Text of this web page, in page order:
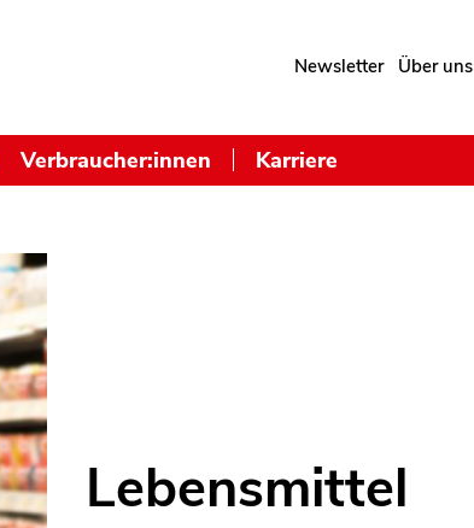
Newsletter Über uns
Verbraucher:innen Karriere
Lebensmittel